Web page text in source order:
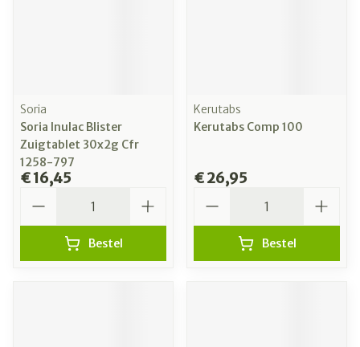
Soria
Soria Inulac Blister
Zuigtablet 30x2g Cfr
1258-797
€ 16,45
Bestel
Kerutabs
Kerutabs Comp 100
€ 26,95
Bestel